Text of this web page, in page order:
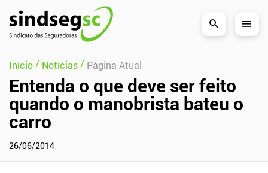
Pular Navegação (s)
Início/ Notícias/ Página Atual
Entenda o que deve ser feito
quando o manobrista bateu o
carro
26/06/2014